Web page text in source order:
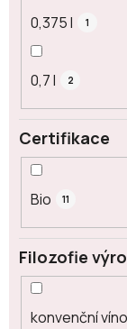
0,375 l 1
0,7 l 2
Certifikace
Bio 11
Filozofie
konvenční víno